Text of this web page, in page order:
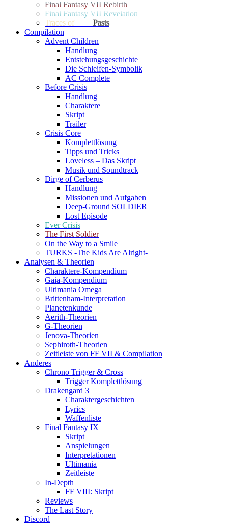
Final Fantasy VII Rebirth
Final Fantasy VII Revelation
Traces of
Pasts
Compilation
Advent Children
Handlung
Entstehungsgeschichte
Die Schleifen-Symbolik
AC Complete
Before Crisis
Handlung
Charaktere
Skript
Trailer
Crisis Core
Komplettlösung
Tipps und Tricks
Loveless – Das Skript
Musik und Soundtrack
Dirge of Cerberus
Handlung
Missionen und Aufgaben
Deep-Ground SOLDIER
Lost Episode
Ever Crisis
The First Soldier
On the Way to a Smile
TURKS -The Kids Are Alright-
Analysen & Theorien
Charaktere-Kompendium
Gaia-Kompendium
Ultimania Omega
Brittenham-Interpretation
Planetenkunde
Aerith-Theorien
G-Theorien
Jenova-Theorien
Sephiroth-Theorien
Zeitleiste von FF VII & Compilation
Anderes
Chrono Trigger & Cross
Trigger Komplettlösung
Drakengard 3
Charaktergeschichten
Lyrics
Waffenliste
Final Fantasy IX
Skript
Anspielungen
Interpretationen
Ultimania
Zeitleiste
In-Depth
FF VIII: Skript
Reviews
The Last Story
Discord